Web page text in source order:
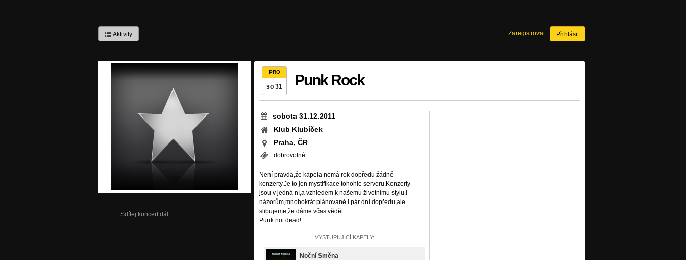
Aktivity Přihlásit
Zaregistrovat
Sdílej koncert dál:
PRO
so 31 Punk Rock
sobota 31.12.2011
Klub Klubíček
Praha, ČR
dobrovolné
Není pravda,že kapela nemá rok dopředu žádné
konzerty.Je to jen mystifikace tohohle serveru.Konzerty
jsou v jedná ní,a vzhledem k našemu životnímu stylu,i
názorům,mnohokrát plánované i pár dní dopředu,ale
slibujeme,že dáme včas vědět
Punk not dead!
VYSTUPUJÍCÍ KAPELY:
Noční Směna